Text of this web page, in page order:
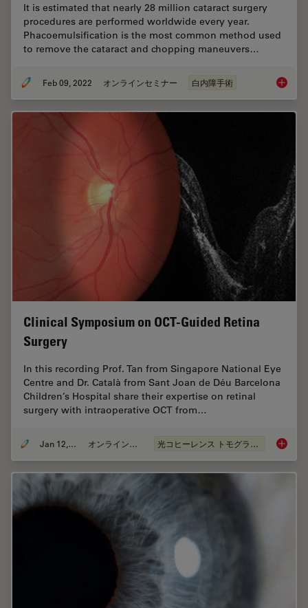
It is estimated that nearly 28 million cataract surgery
procedures are performed worldwide every year.
Phacoemulsification is the most common method used
to remove the cataract and chopping maneuvers…
Feb 09, 2022 オンラインセミナー 白内障手術 Dr.
Clinical Symposium on OCT-Guided Retina
Surgery
In this recording Prof. Tan from Singapore National Eye
Centre and Dr. Català from Sant Joan de Déu Barcelona
Children’s Hospital share their expertise on retinal
surgery with intraoperative OCT from…
Jan 12, 2022 オンラインセミナー 光コヒーレンス トモグラフィ（OCT） Clinical